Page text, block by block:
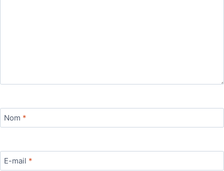
Nom *
E-mail *